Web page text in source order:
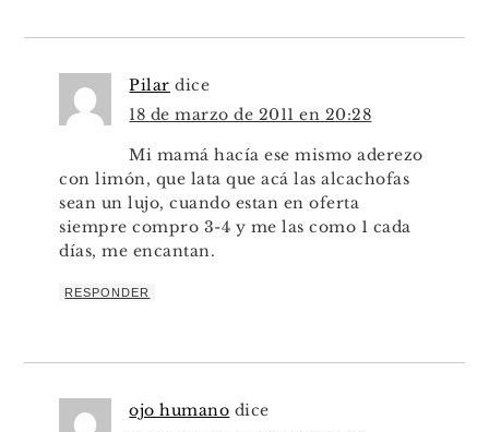
Pilar dice
18 de marzo de 2011 en 20:28
Mi mamá hacía ese mismo aderezo
con limón, que lata que acá las alcachofas
sean un lujo, cuando estan en oferta
siempre compro 3-4 y me las como 1 cada
días, me encantan.
RESPONDER
ojo humano dice